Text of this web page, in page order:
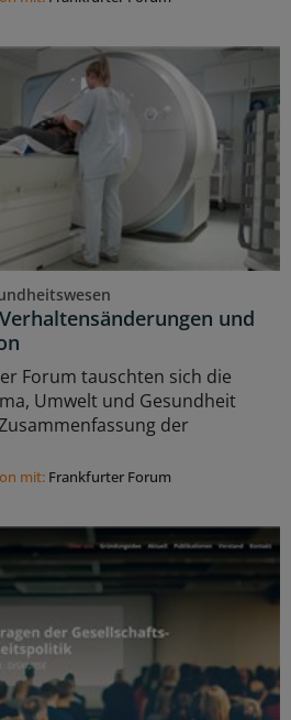
und
Forum tauschten sich die
Umwelt und Gesundheit
der
mit: Frankfurter Forum